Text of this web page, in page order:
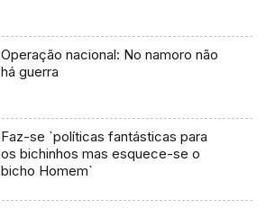
Operação nacional: No namoro não
há guerra
Faz-se `políticas fantásticas para
os bichinhos mas esquece-se o
bicho Homem`